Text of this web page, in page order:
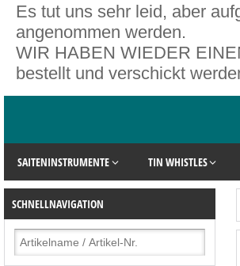
Es tut uns sehr leid, aber
angenommen werden.
WIR HABEN WIEDER
bestellt und verschickt
SAITENINSTRUMENTE TIN WHISTLES
SCHNELLNAVIGATION